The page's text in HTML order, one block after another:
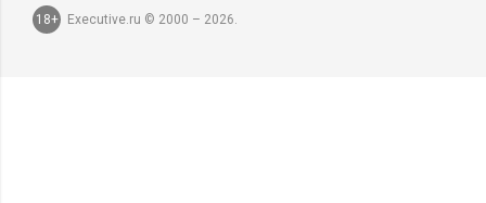
18+
Executive.ru © 2000 – 2026.